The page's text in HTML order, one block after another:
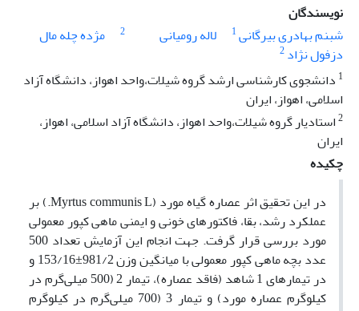
نویسندگان
شبنم بهادری بیرگانی1 لاله رومیانی 2
مژده چله مال
دزفول نژاد2
1 دانشجوی کارشناسی ارشد گروه شیلات،واحد اهواز، دانشگاه آزاد
اسلامی، اهواز، ایران
2استادیار گروه شیلات،واحد اهواز، دانشگاه آزاد اسلامی، اهواز،
ایران
چکیده
در این تحقیق اثر عصاره گیاه مورد (Myrtus communis L.) بر
عملکرد رشد، بقا، فاکتورهای خونی و ایمنی ماهی کپور معمولی
مورد بررسی قرار گرفت. جهت انجام این آزمایش تعداد 500
عدد بچه ماهی کپور معمولی با میانگین وزن 981/2±153/16 و
در تیمارهای 1 شاهد (فاقد عصاره)، تیمار 2 (500 میلی‌گرم در
کیلوگرم عصاره مورد) و تیمار 3 (700 میلی‌گرم در کیلوگرم